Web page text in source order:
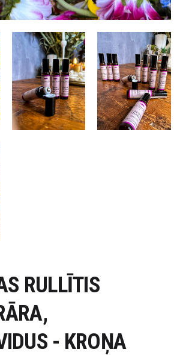
RULLĪTIS
- KROŅA